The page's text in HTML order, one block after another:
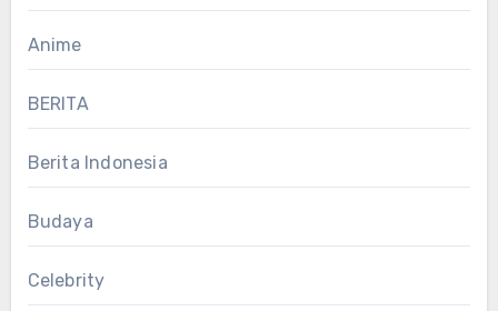
Anime
BERITA
Berita Indonesia
Budaya
Celebrity